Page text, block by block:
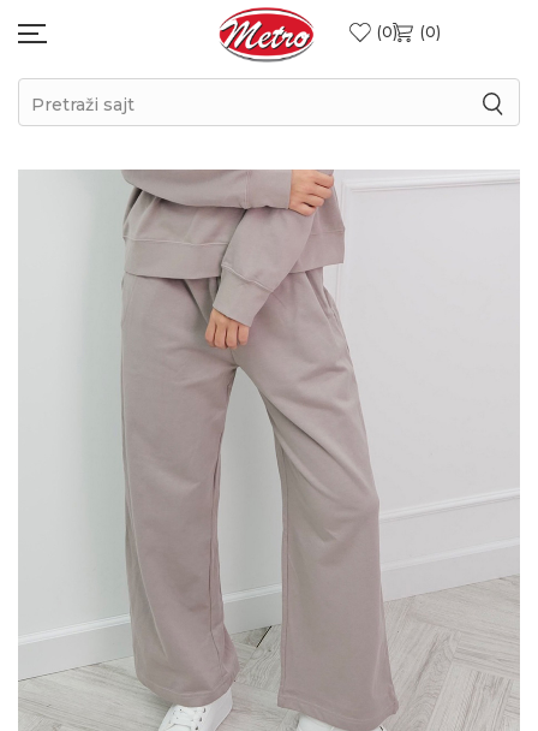
0 0
Pretraži sajt